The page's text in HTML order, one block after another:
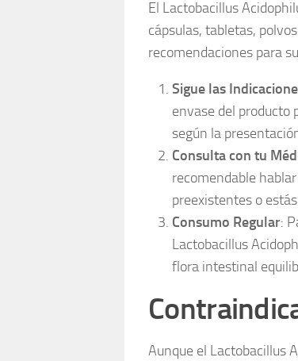
El Lactobacillus
cápsulas, tabletas,
recomendaciones para
Sigue las
envase del producto
según la
Consulta con tu
recomendable
preexistentes o
Consumo Regular:
Lactobacillus
flora intestinal
Aunque el Lactobacillus